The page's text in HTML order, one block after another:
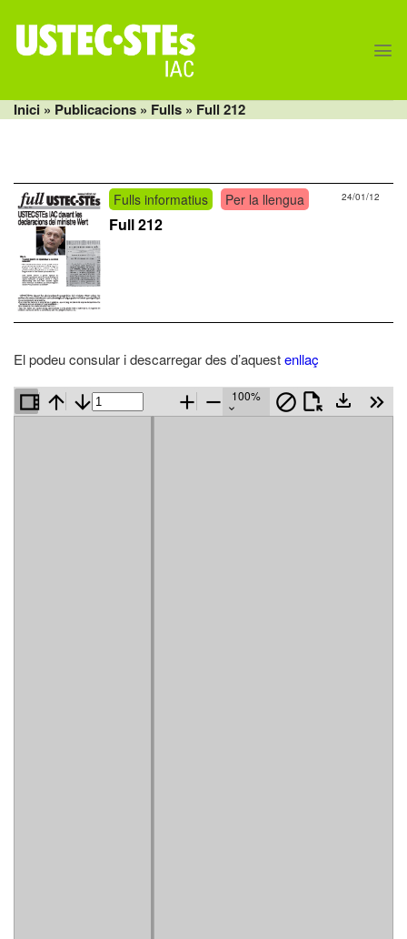
content
Inici » Publicacions » Fulls » Full 212
Fulls informatius Per la llengua 24/01/12
Full 212
El podeu consular i descarregar des d’aquestenllaç